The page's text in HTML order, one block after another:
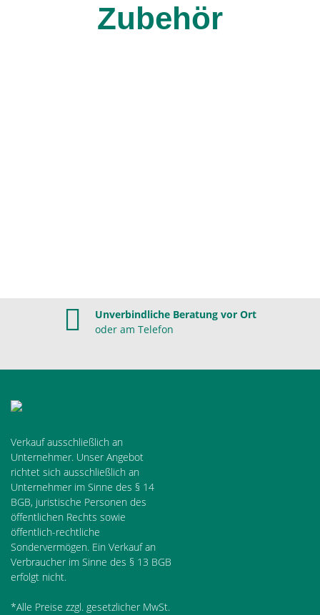
Zubehör
Unverbindliche Beratung vor Ort
oder am Telefon
Verkauf ausschließlich an
Unternehmer. Unser Angebot
richtet sich ausschließlich an
Unternehmer im Sinne des § 14
BGB, juristische Personen des
öffentlichen Rechts sowie
öffentlich-rechtliche
Sondervermögen. Ein Verkauf an
Verbraucher im Sinne des § 13 BGB
erfolgt nicht.
*Alle Preise zzgl. gesetzlicher MwSt.